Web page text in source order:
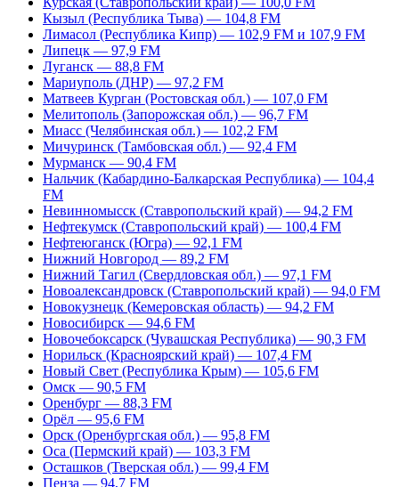
Кызыл (Республика Тыва) — 104,8 FM
Лимасол (Республика Кипр) — 102,9 FM и 107,9 FM
Липецк — 97,9 FM
Луганск — 88,8 FM
Мариуполь (ДНР) — 97,2 FM
Матвеев Курган (Ростовская обл.) — 107,0 FM
Мелитополь (Запорожская обл.) — 96,7 FM
Миасс (Челябинская обл.) — 102,2 FM
Мичуринск (Тамбовская обл.) — 92,4 FM
Мурманск — 90,4 FM
Нальчик (Кабардино-Балкарская Республика) — 104,4
FM
Невинномысск (Ставропольский край) — 94,2 FM
Нефтекумск (Ставропольский край) — 100,4 FM
Нефтеюганск (Югра) — 92,1 FM
Нижний Новгород — 89,2 FM
Нижний Тагил (Свердловская обл.) — 97,1 FM
Новоалександровск (Ставропольский край) — 94,0 FM
Новокузнецк (Кемеровская область) — 94,2 FM
Новосибирск — 94,6 FM
Новочебоксарск (Чувашская Республика) — 90,3 FM
Норильск (Красноярский край) — 107,4 FM
Новый Свет (Республика Крым) — 105,6 FM
Омск — 90,5 FM
Оренбург — 88,3 FM
Орёл — 95,6 FM
Орск (Оренбургская обл.) — 95,8 FM
Оса (Пермский край) — 103,3 FM
Осташков (Тверская обл.) — 99,4 FM
Пенза — 94,7 FM